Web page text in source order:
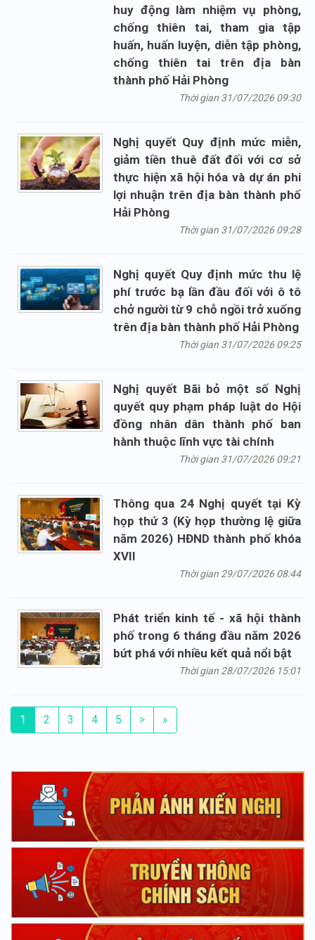
huy động làm nhiệm vụ phòng,
chống thiên tai, tham gia tập
huấn, huấn luyện, diễn tập phòng,
chống thiên tai trên địa bàn
thành phố Hải Phòng
Thời gian 31/07/2026 09:30
Nghị quyết Quy định mức miễn,
giảm tiền thuê đất đối với cơ sở
thực hiện xã hội hóa và dự án phi
lợi nhuận trên địa bàn thành phố
Hải Phòng
Thời gian 31/07/2026 09:28
Nghị quyết Quy định mức thu lệ
phí trước bạ lần đầu đối với ô tô
chở người từ 9 chỗ ngồi trở xuống
trên địa bàn thành phố Hải Phòng
Thời gian 31/07/2026 09:25
Nghị quyết Bãi bỏ một số Nghị
quyết quy phạm pháp luật do Hội
đồng nhân dân thành phố ban
hành thuộc lĩnh vực tài chính
Thời gian 31/07/2026 09:21
Thông qua 24 Nghị quyết tại Kỳ
họp thứ 3 (Kỳ họp thường lệ giữa
năm 2026) HĐND thành phố khóa
XVII
Thời gian 29/07/2026 08:44
Phát triển kinh tế - xã hội thành
phố trong 6 tháng đầu năm 2026
bứt phá với nhiều kết quả nổi bật
Thời gian 28/07/2026 15:01
1 2 3 4 5 > »